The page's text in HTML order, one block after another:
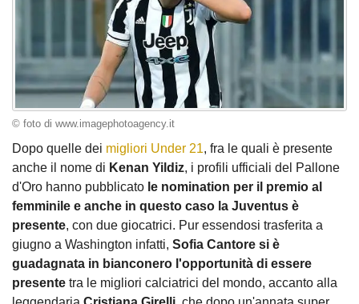
© foto di www.imagephotoagency.it
Dopo quelle dei migliori Under 21, fra le quali è presente
anche il nome di Kenan Yildiz, i profili ufficiali del Pallone
d'Oro hanno pubblicato le nomination per il premio al
femminile e anche in questo caso la Juventus è
presente, con due giocatrici. Pur essendosi trasferita a
giugno a Washington infatti, Sofia Cantore si è
guadagnata in bianconero l'opportunità di essere
presente tra le migliori calciatrici del mondo, accanto alla